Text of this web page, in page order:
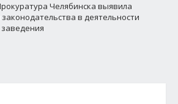
Челябинска выявила
в деятельности